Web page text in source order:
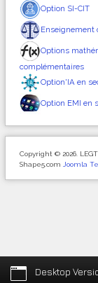
Option SI-CIT
Enseignement
Options
complémentaires
Option'IA en
Option EMI en
Copyright © 2026.
Shape5.com Joomla
Desktop